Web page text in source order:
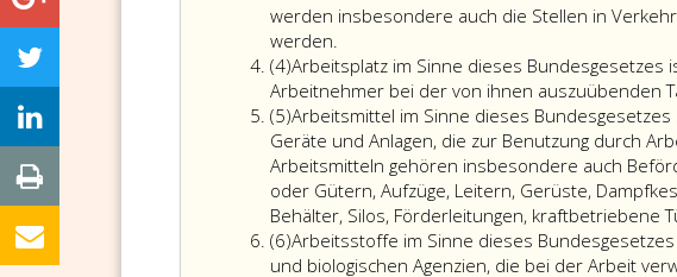
Nr. 22
1974,,
der
sowie
die
nach
werden insbesondere auch die Stellen in
werden.
(4)Absatz
4
Arbeitsplatz im Sinne dieses Bundesgesetzes
Arbeitnehmer bei der von ihnen auszuübenden
(5)Absatz
5
Arbeitsmittel im Sinne dieses
Geräte und Anlagen, die zur Benutzung durch
Arbeitsmitteln gehören insbesondere auch
oder Gütern, Aufzüge, Leitern, Gerüste,
Behälter, Silos, Förderleitungen, kraftbetriebene
(6)Absatz
6
Arbeitsstoffe im Sinne dieses
und biologischen Agenzien, die bei der Arbeit